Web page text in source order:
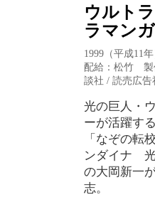
ウルト
ラマン
1999（平成
配給：松竹 製
談社 / 読売広告
光の巨人・
ーが活躍す
「なぞの転
ンダイナ 光
の大岡新一
志。